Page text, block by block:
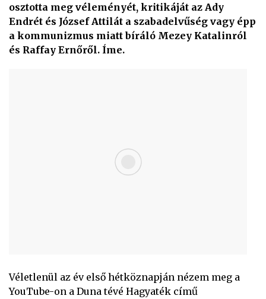
osztotta meg véleményét, kritikáját az Ady
Endrét és József Attilát a szabadelvűség vagy épp
a kommunizmus miatt bíráló Mezey Katalinról
és Raffay Ernőről. Íme.
Véletlenül az év első hétköznapján nézem meg a
YouTube-on a Duna tévé Hagyaték című